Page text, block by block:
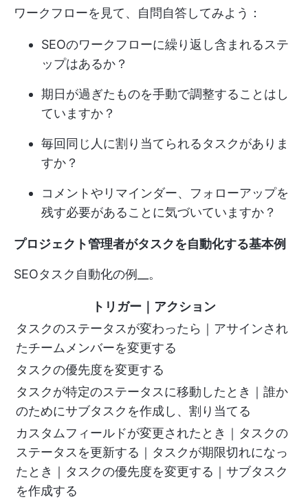
ワークフローを見て、自問自答してみよう：
SEOのワークフローに繰り返し含まれるステ
ップはあるか？
期日が過ぎたものを手動で調整することはし
ていますか？
毎回同じ人に割り当てられるタスクがありま
すか？
コメントやリマインダー、フォローアップを
残す必要があることに気づいていますか？
プロジェクト管理者がタスクを自動化する基本例
SEOタスク自動化の例__。
トリガー｜アクション
タスクのステータスが変わったら｜アサインされ
たチームメンバーを変更する
タスクの優先度を変更する
タスクが特定のステータスに移動したとき｜誰か
のためにサブタスクを作成し、割り当てる
カスタムフィールドが変更されたとき｜タスクの
ステータスを更新する｜タスクが期限切れになっ
たとき｜タスクの優先度を変更する｜サブタスク
を作成する